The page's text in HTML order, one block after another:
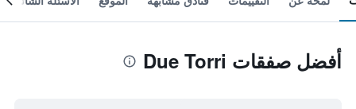
أفضل صفقات Due Torri